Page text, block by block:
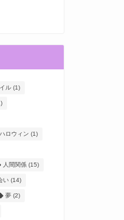
ル(1)
ハロウィン (1)
人間関係(15)
い(14)
夢(2)